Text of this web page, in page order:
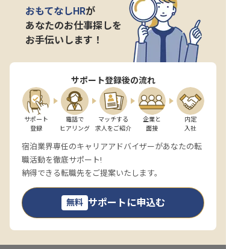
おもてなしHRが
あなたのお仕事探しを
お手伝いします！
サポート登録後の流れ
サポート
登録
電話で
ヒアリング
マッチする
求人をご紹介
企業と
面接
内定
入社
宿泊業界専任のキャリアアドバイザーがあなたの転
職活動を徹底サポート!
納得できる転職先をご提案いたします。
無料 サポートに申込む